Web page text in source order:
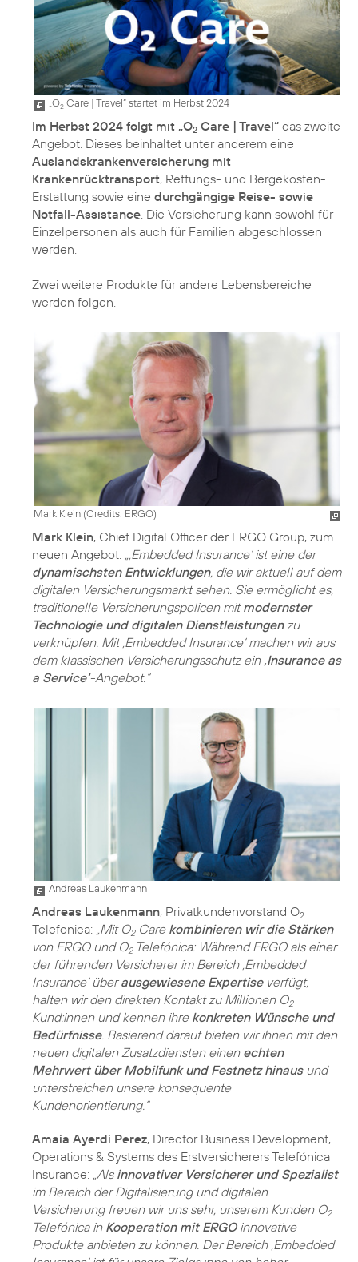
„O2 Care | Travel“ startet im Herbst 2024
Im Herbst 2024 folgt mit „O2 Care | Travel“ das zweite
Angebot. Dieses beinhaltet unter anderem eine
Auslandskrankenversicherung mit
Krankenrücktransport, Rettungs- und Bergekosten-
Erstattung sowie eine durchgängige Reise- sowie
Notfall-Assistance. Die Versicherung kann sowohl für
Einzelpersonen als auch für Familien abgeschlossen
werden.
Zwei weitere Produkte für andere Lebensbereiche
werden folgen.
Mark Klein (Credits: ERGO)
Mark Klein, Chief Digital Officer der ERGO Group, zum
neuen Angebot:
„‚Embedded Insurance‘ ist eine der
dynamischsten Entwicklungen, die wir aktuell auf dem
digitalen Versicherungsmarkt sehen. Sie ermöglicht es,
traditionelle Versicherungspolicen mitmodernster
Technologie und digitalen Dienstleistungenzu
verknüpfen. Mit ‚Embedded Insurance‘ machen wir aus
dem klassischen Versicherungsschutz ein ‚Insurance as
a Service‘-Angebot.“
Andreas Laukenmann
Andreas Laukenmann, Privatkundenvorstand O2
Telefonica: „Mit O2Care kombinieren wir die Stärken
von ERGO und O2Telefónica: Während ERGO als einer
der führenden Versicherer im Bereich ‚Embedded
Insurance‘ überausgewiesene Expertiseverfügt,
halten wir den direkten Kontakt zu Millionen O2
Kund:innen und kennen ihre konkreten Wünsche und
Bedürfnisse. Basierend darauf bieten wir ihnen mit den
neuen digitalen Zusatzdiensten einen echten
Mehrwert über Mobilfunk und Festnetz hinausund
unterstreichen unsere konsequente
Kundenorientierung.“
Amaia Ayerdi Perez, Director Business Development,
Operations & Systems des Erstversicherers Telefónica
Insurance: „Als innovativer Versicherer und Spezialist
im Bereich der Digitalisierung und digitalen
Versicherung freuen wir uns sehr, unserem Kunden O2
Telefónica in Kooperation mit ERGOinnovative
Produkte anbieten zu können. Der Bereich ‚Embedded